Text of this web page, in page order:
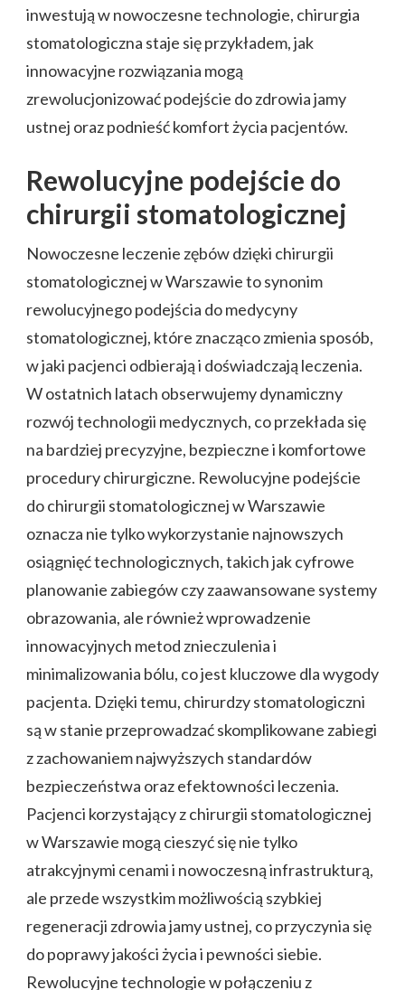
inwestują w nowoczesne technologie, chirurgia
stomatologiczna staje się przykładem, jak
innowacyjne rozwiązania mogą
zrewolucjonizować podejście do zdrowia jamy
ustnej oraz podnieść komfort życia pacjentów.
Rewolucyjne podejście do
chirurgii stomatologicznej
Nowoczesne leczenie zębów dzięki chirurgii
stomatologicznej w Warszawie to synonim
rewolucyjnego podejścia do medycyny
stomatologicznej, które znacząco zmienia sposób,
w jaki pacjenci odbierają i doświadczają leczenia.
W ostatnich latach obserwujemy dynamiczny
rozwój technologii medycznych, co przekłada się
na bardziej precyzyjne, bezpieczne i komfortowe
procedury chirurgiczne. Rewolucyjne podejście
do chirurgii stomatologicznej w Warszawie
oznacza nie tylko wykorzystanie najnowszych
osiągnięć technologicznych, takich jak cyfrowe
planowanie zabiegów czy zaawansowane systemy
obrazowania, ale również wprowadzenie
innowacyjnych metod znieczulenia i
minimalizowania bólu, co jest kluczowe dla wygody
pacjenta. Dzięki temu, chirurdzy stomatologiczni
są w stanie przeprowadzać skomplikowane zabiegi
z zachowaniem najwyższych standardów
bezpieczeństwa oraz efektowności leczenia.
Pacjenci korzystający z chirurgii stomatologicznej
w Warszawie mogą cieszyć się nie tylko
atrakcyjnymi cenami i nowoczesną infrastrukturą,
ale przede wszystkim możliwością szybkiej
regeneracji zdrowia jamy ustnej, co przyczynia się
do poprawy jakości życia i pewności siebie.
Rewolucyjne technologie w połączeniu z